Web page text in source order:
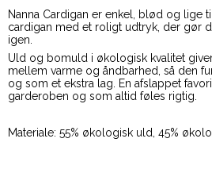
Nanna Cardigan er enkel, blød og lige
cardigan med et roligt udtryk, der gør
igen.
Uld og bomuld i økologisk kvalitet
mellem varme og åndbarhed, så den
og som et ekstra lag. En afslappet
garderoben og som altid føles rigtig.
Materiale: 55% økologisk uld, 45%